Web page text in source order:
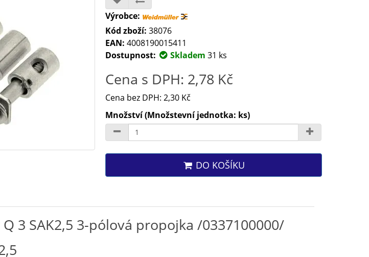
Výrobce:
Kód zboží: 38076
EAN: 4008190015411
Dostupnost:
Skladem 31 ks
Cena s DPH: 2,78 Kč
Cena bez DPH: 2,30 Kč
Množství (Množstevní jednotka: ks)
DO KOŠÍKU
3 SAK2,5 3-pólová propojka /0337100000/